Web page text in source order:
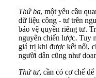
Thứ ba, một yêu cầu
dữ liệu công - tư trên
bảo vệ quyền riêng tư.
nguyên chiến lược. Tuy
giá trị khi được kết nối,
người dân cũng như
Thứ tư, cần có cơ chế